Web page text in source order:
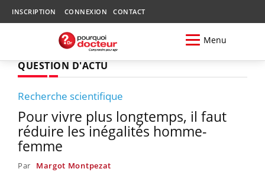
INSCRIPTION CONNEXION CONTACT
Menu
QUESTION D'ACTU
Recherche scientifique
Pour vivre plus longtemps, il faut
réduire les inégalités homme-
femme
Par Margot Montpezat